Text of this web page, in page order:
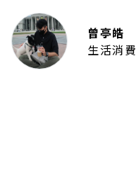
曾亭皓
生活消費